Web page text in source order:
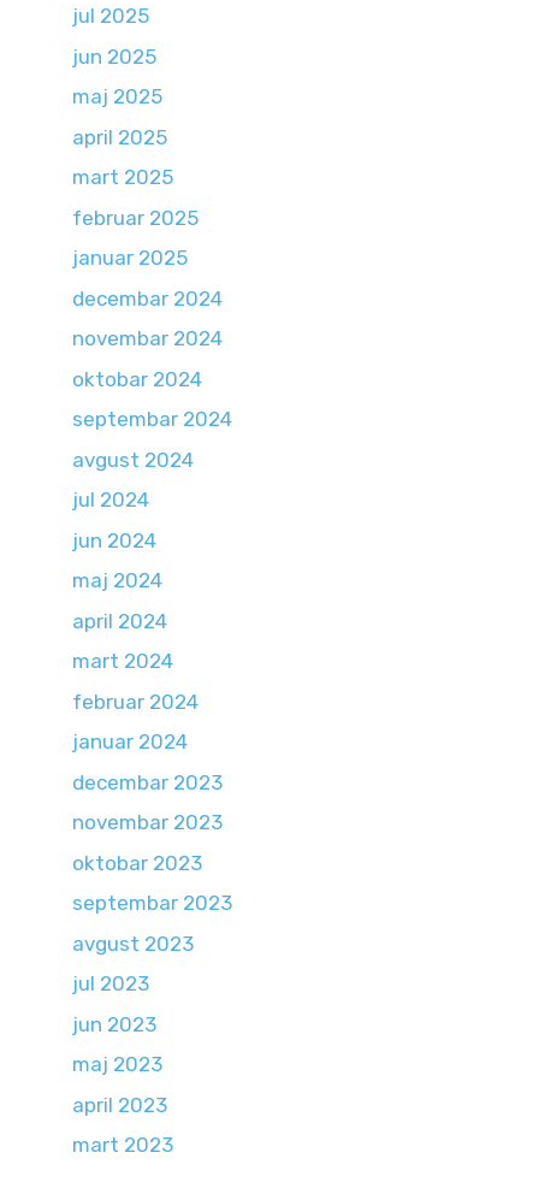
jul 2025
jun 2025
maj 2025
april 2025
mart 2025
februar 2025
januar 2025
decembar 2024
novembar 2024
oktobar 2024
septembar 2024
avgust 2024
jul 2024
jun 2024
maj 2024
april 2024
mart 2024
februar 2024
januar 2024
decembar 2023
novembar 2023
oktobar 2023
septembar 2023
avgust 2023
jul 2023
jun 2023
maj 2023
april 2023
mart 2023